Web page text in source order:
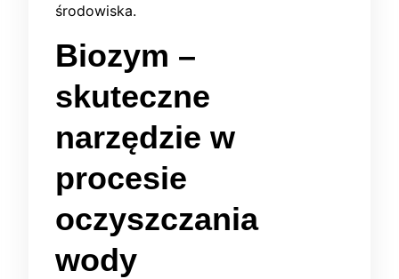
środowiska.
Biozym –
skuteczne
narzędzie w
procesie
oczyszczania
wody